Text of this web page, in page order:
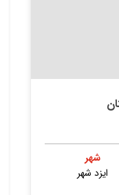
شهر
ایزد شهر